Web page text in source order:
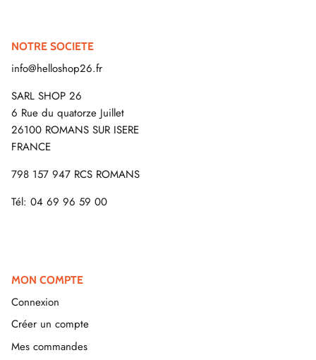
NOTRE SOCIETE
info@helloshop26.fr
SARL SHOP 26
6 Rue du quatorze Juillet
26100 ROMANS SUR ISERE
FRANCE
798 157 947 RCS ROMANS
Tél: 04 69 96 59 00
MON COMPTE
Connexion
Créer un compte
Mes commandes